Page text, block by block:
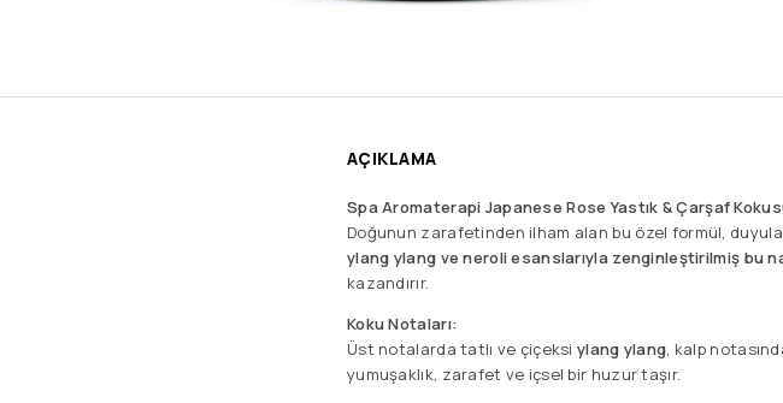
AÇIKLAMA
Spa Aromaterapi Japanese Rose Yastık & Çarşaf
Doğunun zarafetinden ilham alan bu özel formül,
ylang ylang ve neroli esanslarıyla zenginleştirilmiş bu
kazandırır.
Koku Notaları:
Üst notalarda tatlı ve çiçeksiylang ylang, kalp
yumuşaklık, zarafet ve içsel bir huzur taşır.